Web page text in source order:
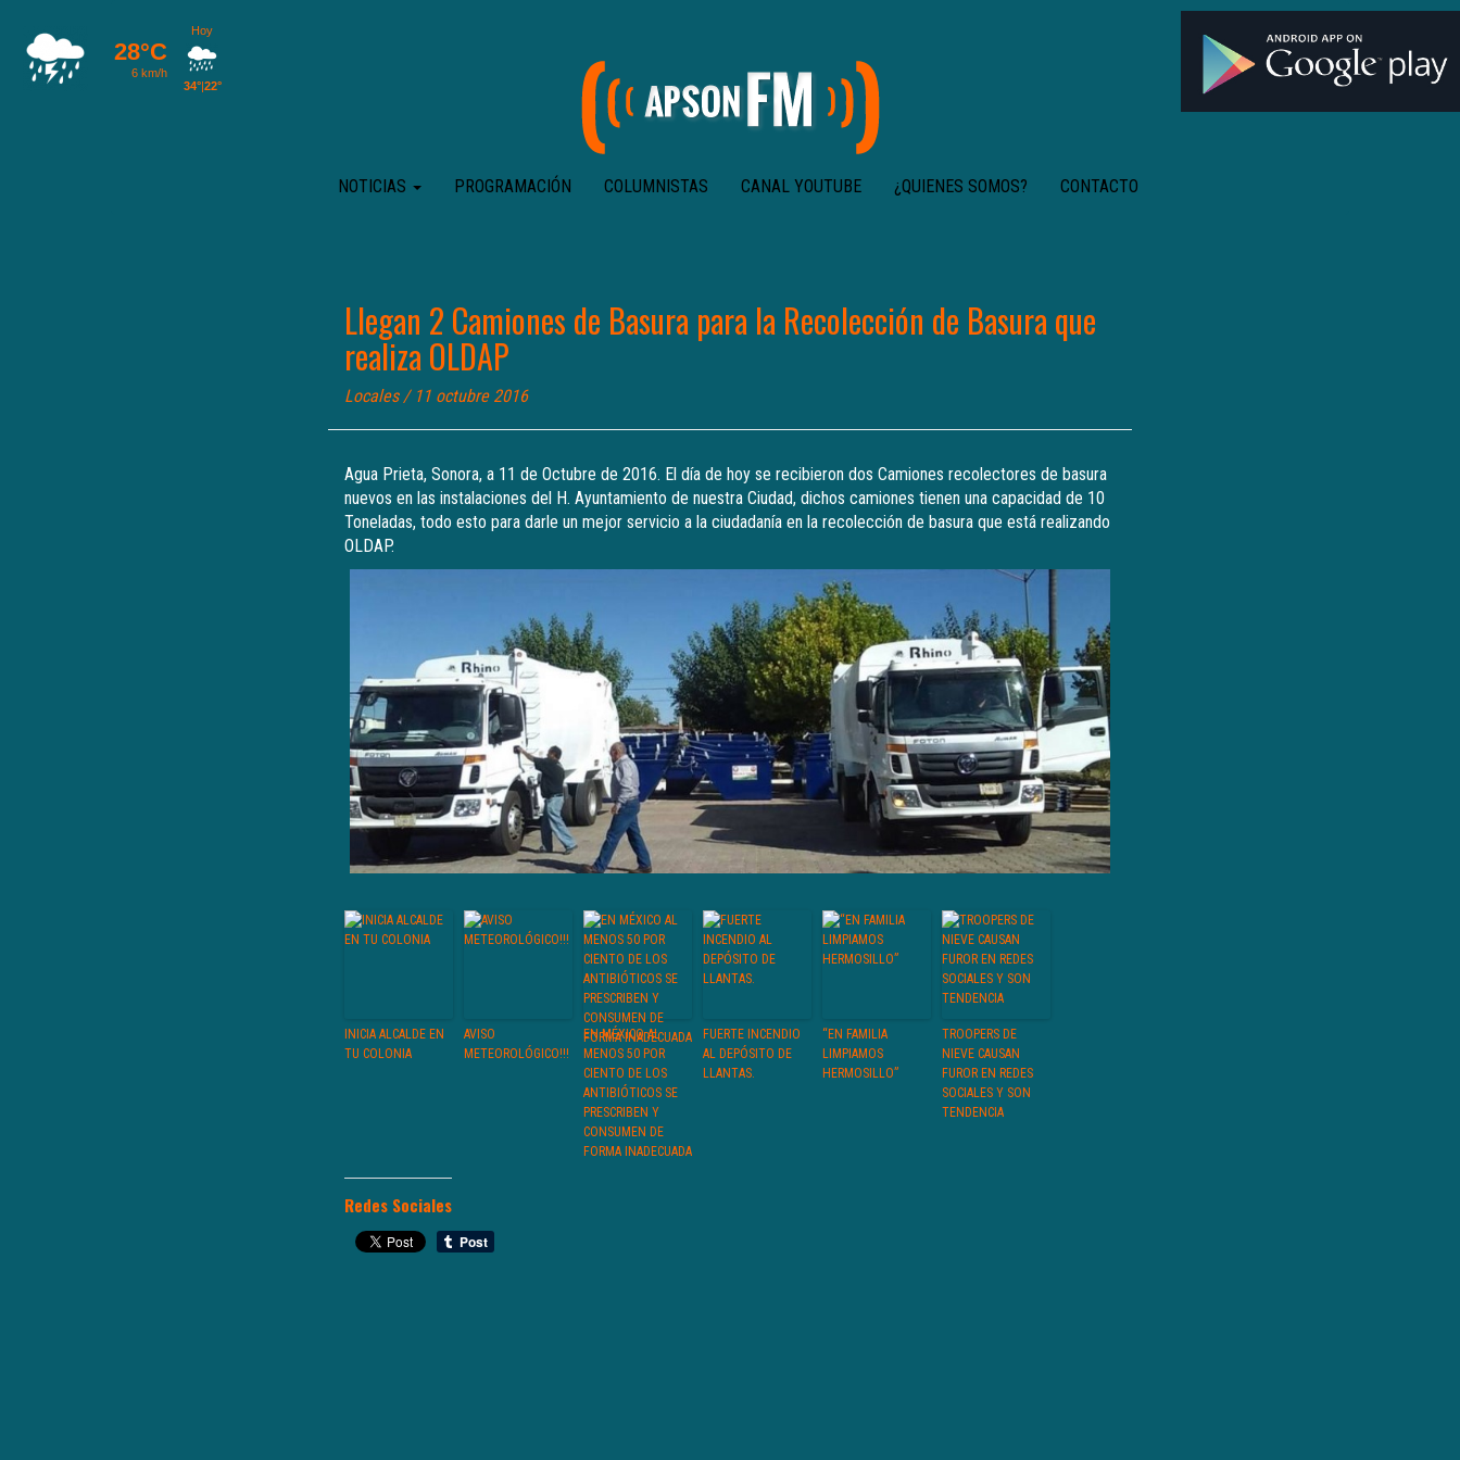
NOTICIAS PROGRAMACIÓN COLUMNISTAS CANAL YOUTUBE ¿QUIENES SOMOS? CONTACTO
Llegan 2 Camiones de Basura para la Recolección de Basura que
realiza OLDAP
Locales/ 11 octubre 2016
Agua Prieta, Sonora, a 11 de Octubre de 2016. El día de hoy se recibieron dos Camiones recolectores de basura
nuevos en las instalaciones del H. Ayuntamiento de nuestra Ciudad, dichos camiones tienen una capacidad de 10
Toneladas, todo esto para darle un mejor servicio a la ciudadanía en la recolección de basura que está realizando
OLDAP.
INICIA ALCALDE EN
TU COLONIA
AVISO
METEOROLÓGICO!!!
EN MÉXICO AL
MENOS 50 POR
CIENTO DE LOS
ANTIBIÓTICOS SE
PRESCRIBEN Y
CONSUMEN DE
FORMA INADECUADA
FUERTE INCENDIO
AL DEPÓSITO DE
LLANTAS.
“EN FAMILIA
LIMPIAMOS
HERMOSILLO”
TROOPERS DE
NIEVE CAUSAN
FUROR EN REDES
SOCIALES Y SON
TENDENCIA
Redes Sociales